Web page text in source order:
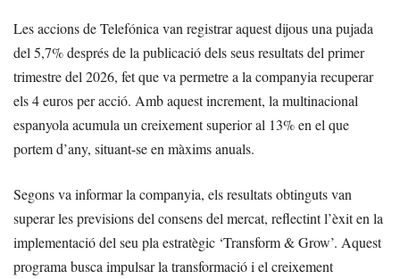
Les accions de Telefónica van registrar aquest dijous una pujada
del 5,7% després de la publicació dels seus resultats del primer
trimestre del 2026, fet que va permetre a la companyia recuperar
els 4 euros per acció. Amb aquest increment, la multinacional
espanyola acumula un creixement superior al 13% en el que
portem d’any, situant-se en màxims anuals.
Segons va informar la companyia, els resultats obtinguts van
superar les previsions del consens del mercat, reflectint l’èxit en la
implementació del seu pla estratègic ‘Transform & Grow’. Aquest
programa busca impulsar la transformació i el creixement